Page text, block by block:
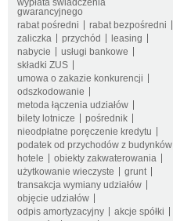
wypłata świadczenia
gwarancyjnego
rabat pośredni
rabat bezpośredni
zaliczka
przychód
leasing
nabycie
usługi bankowe
składki ZUS
umowa o zakazie konkurencji
odszkodowanie
metoda łączenia udziałów
bilety lotnicze
pośrednik
nieodpłatne poręczenie kredytu
podatek od przychodów z budynków
hotele
obiekty zakwaterowania
użytkowanie wieczyste
grunt
transakcja wymiany udziałów
objęcie udziałów
odpis amortyzacyjny
akcje spółki